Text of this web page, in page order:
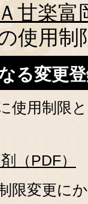
甘楽
使用
る変更
使用制限
（PDF）
限変更に